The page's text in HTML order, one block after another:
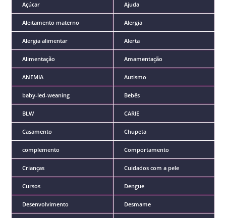
Açúcar Ajuda
Aleitamento materno Alergia
Alergia alimentar Alerta
Alimentação Amamentação
ANEMIA Autismo
baby-led-weaning Bebês
BLW CARIE
Casamento Chupeta
complemento Comportamento
Crianças Cuidados com a pele
Cursos Dengue
Desenvolvimento Desmame